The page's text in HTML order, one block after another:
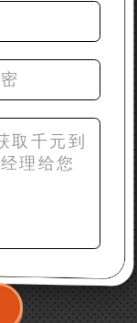
用什么磨粉设